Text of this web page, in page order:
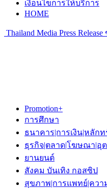
เงื่อนไขการให้บริการ
HOME
Thailand Media Press
Promotion+
การศึกษา
ธนาคาร|การเงิน|หลัก
ธุรกิจ|ตลาด|โฆษณา|อุ
ยานยนต์
สังคม บันเทิง กอสซิป
สุขภาพ|การแพทย์|ควา